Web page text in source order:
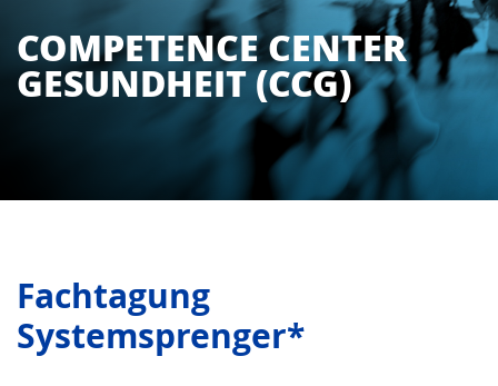
COMPETENCE CENTER
GESUNDHEIT (CCG)
Fachtagung
Systemsprenger*